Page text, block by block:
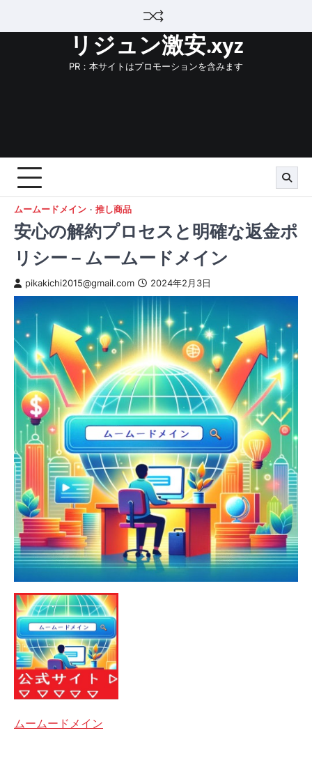
リジュン激安.xyz
PR：本サイトはプロモーションを含みます
ムームードメイン 推し商品
安心の解約プロセスと明確な返金ポ
リシー – ムームードメイン
pikakichi2015@gmail.com 2024年2月3日
ムームードメイン